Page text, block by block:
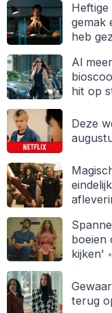
gemak
heb
Al
hit op
Deze
boeien
kijken'
terug